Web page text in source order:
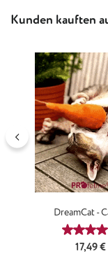
Produktgalerie
Kunden kauften
DreamCat -
17,49 €